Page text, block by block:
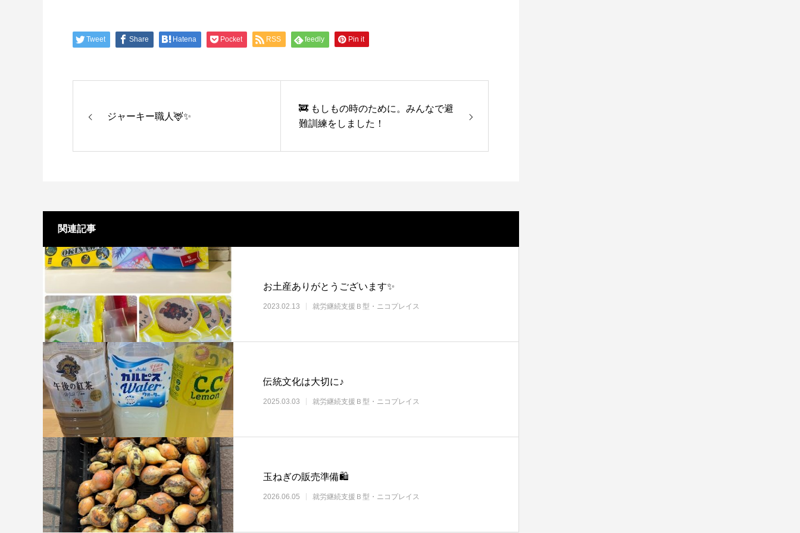
Tweet Share Hatena Pocket RSS feedly Pin it
ジャーキー職人🦌✨
🚒 もしもの時のために。みんなで避
難訓練をしました！
関連記事
お土産ありがとうございます✨
2023.02.13 就労継続支援Ｂ型・ニコプレイス
伝統文化は大切に♪
2025.03.03 就労継続支援Ｂ型・ニコプレイス
玉ねぎの販売準備🛍
2026.06.05 就労継続支援Ｂ型・ニコプレイス